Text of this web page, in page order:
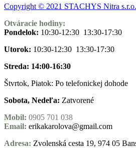
Copyright © 2021 STACHYS Nitra
Otváracie hodiny:
Pondelok: 10:30-12:30 13:30-17:30
Utorok: 10:30-12:30 13:30-17:30
Streda: 14:00-16:30
Štvrtok, Piatok: Po telefonickej dohode
Sobota, Nedeľa: Zatvorené
Mobil: 0905 701 038
Email: erikakarolova@gmail.com
Adresa: Zvolenská cesta 19, 974 05